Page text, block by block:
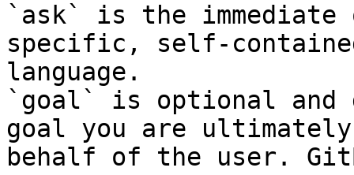
`ask` is the
specific, self-
language.
`goal` is optional and
goal you are
behalf of the user.